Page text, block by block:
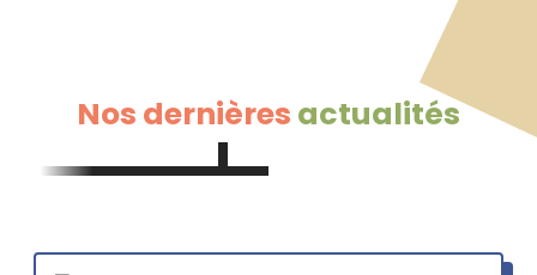
Nos dernières actualités